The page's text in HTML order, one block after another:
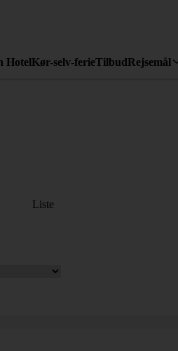
HotelKør-selv-ferieTilbudRejsemål
Liste